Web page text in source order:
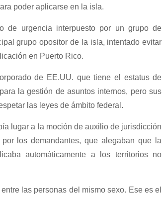
poder aplicarse en la isla.
de urgencia interpuesto por un grupo de
grupo opositor de la isla, intentado evitar
en Puerto Rico.
de EE.UU. que tiene el estatus de
la gestión de asuntos internos, pero sus
las leyes de ámbito federal.
lugar a la moción de auxilio de jurisdicción
los demandantes, que alegaban que la
automáticamente a los territorios no
las personas del mismo sexo. Ese es el